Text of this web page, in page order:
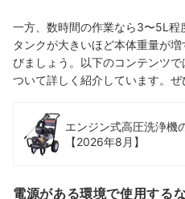
一方、数時間の作業なら3〜5L程
タンクが大きいほど本体重量が
びましょう。以下のコンテンツ
ついて詳しく紹介しています。ぜ
エンジン式高圧洗浄機
【2026年8月】
電源がある環境で使用する